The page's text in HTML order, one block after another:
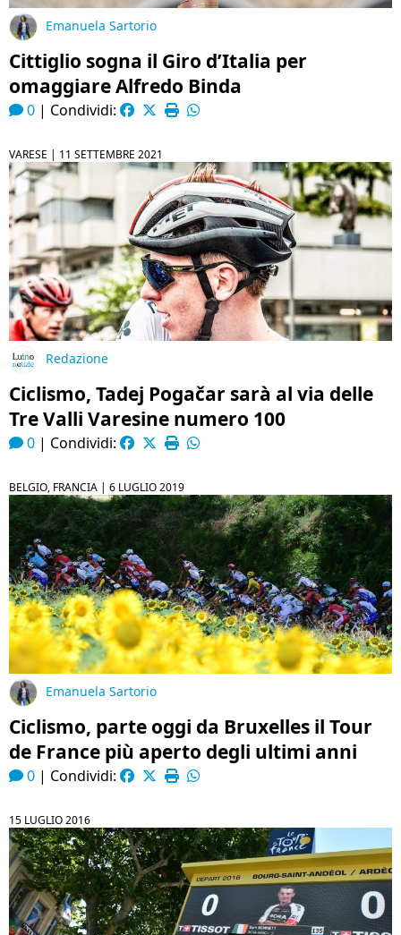
Emanuela Sartorio
Cittiglio sogna il Giro d’Italia per
omaggiare Alfredo Binda
0 | Condividi:
VARESE | 11 SETTEMBRE 2021
Redazione
Ciclismo, Tadej Pogačar sarà al via delle
Tre Valli Varesine numero 100
0 | Condividi:
BELGIO, FRANCIA | 6 LUGLIO 2019
Emanuela Sartorio
Ciclismo, parte oggi da Bruxelles il Tour
de France più aperto degli ultimi anni
0 | Condividi:
15 LUGLIO 2016